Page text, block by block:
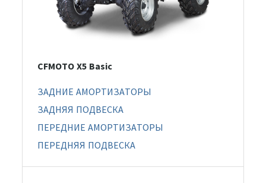
CFMOTO X5 Basic
ЗАДНИЕ АМОРТИЗАТОРЫ
ЗАДНЯЯ ПОДВЕСКА
ПЕРЕДНИЕ АМОРТИЗАТОРЫ
ПЕРЕДНЯЯ ПОДВЕСКА